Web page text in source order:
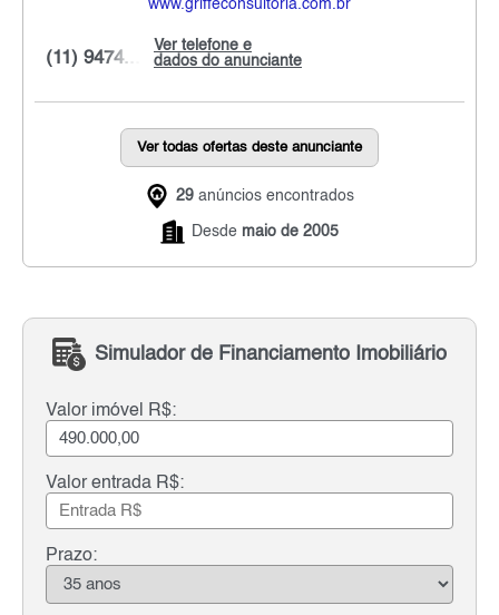
www.griffeconsultoria.com.br
Ver telefone e
dados do anunciante
(11) 9474...
Ver todas ofertas deste anunciante
29 anúncios encontrados
Desde maio de 2005
Simulador de Financiamento Imobiliário
Valor imóvel R$:
Valor entrada R$:
Prazo: